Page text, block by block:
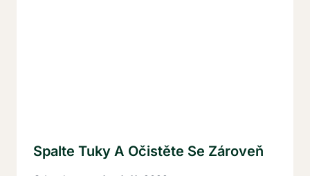
Spalte Tuky A Očistěte Se Zároveň